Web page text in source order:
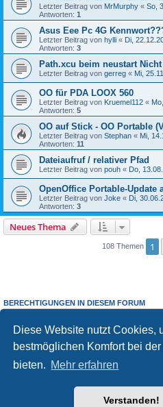
Diese Website nutzt Cookies,
bestmöglichen Komfort bei
bieten. Mehr erfahren
Verstanden!
Letzter Beitrag von MrMurphy « So,
Antworten: 1
Asus Eee Pc 4G
Letzter Beitrag von hylli « Di,
Antworten: 3
Path.xcu beim neustart
Letzter Beitrag von gerreg « Mi,
OO für PDA LOOX 560
Letzter Beitrag von Kruemel112 «
Antworten: 5
OO auf Stick - OO Portable
Letzter Beitrag von Stephan « Mi,
Antworten: 11
Dateiaufruf / relativer Pfad
Letzter Beitrag von pouh « Do,
OpenOffice Portable-Update
Letzter Beitrag von Joke « Di,
Antworten: 3
Neues Thema
108 Themen 1
BERECHTIGUNGEN IN DIESEM FORUM
Dudarfst
Antworten zu Themen in diesem
Du darfst deine Beiträge in diesem Forumnicht
Du darfst deine Beiträge in diesem Forum nicht
keine
Powered byphpBB® Forum